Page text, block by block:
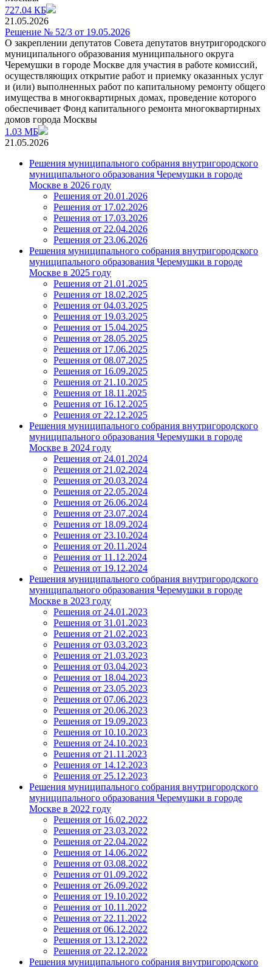
727.04 КБ
21.05.2026
Решение № 52/3 от 19.05.2026
О закреплении депутатов Совета депутатов внутригородского
муниципального образования муниципального округа
Черемушки в городе Москве для участия в работе комиссий,
осуществляющих открытие работ и приемку оказанных услуг
и (или) выполненных работ по капитальному ремонту общего
имущества в многоквартирных домах, проведение которого
обеспечивает Фонд капитального ремонта многоквартирных
домов города Москвы
1.03 МБ
21.05.2026
Решения муниципального собрания внутригородского
муниципального образования Черемушки в городе
Москве в 2026 году
Решения от 20.01.2026
Решения от 17.02.2026
Решения от 17.03.2026
Решения от 22.04.2026
Решения от 23.06.2026
Решения муниципального собрания внутригородского
муниципального образования Черемушки в городе
Москве в 2025 году
Решения от 21.01.2025
Решения от 18.02.2025
Решения от 04.03.2025
Решения от 19.03.2025
Решения от 15.04.2025
Решения от 28.05.2025
Решения от 17.06.2025
Решения от 08.07.2025
Решения от 16.09.2025
Решения от 21.10.2025
Решения от 18.11.2025
Решения от 16.12.2025
Решения от 22.12.2025
Решения муниципального собрания внутригородского
муниципального образования Черемушки в городе
Москве в 2024 году
Решения от 24.01.2024
Решения от 21.02.2024
Решения от 20.03.2024
Решения от 22.05.2024
Решения от 26.06.2024
Решения от 23.07.2024
Решения от 18.09.2024
Решения от 23.10.2024
Решения от 20.11.2024
Решения от 11.12.2024
Решения от 19.12.2024
Решения муниципального собрания внутригородского
муниципального образования Черемушки в городе
Москве в 2023 году
Решения от 24.01.2023
Решения от 31.01.2023
Решения от 21.02.2023
Решения от 03.03.2023
Решения от 21.03.2023
Решения от 03.04.2023
Решения от 18.04.2023
Решения от 23.05.2023
Решения от 07.06.2023
Решения от 20.06.2023
Решения от 19.09.2023
Решения от 10.10.2023
Решения от 24.10.2023
Решения от 21.11.2023
Решения от 14.12.2023
Решения от 25.12.2023
Решения муниципального собрания внутригородского
муниципального образования Черемушки в городе
Москве в 2022 году
Решения от 16.02.2022
Решения от 23.03.2022
Решения от 22.04.2022
Решения от 14.06.2022
Решения от 03.08.2022
Решения от 01.09.2022
Решения от 26.09.2022
Решения от 19.10.2022
Решения от 10.11.2022
Решения от 22.11.2022
Решения от 06.12.2022
Решения от 13.12.2022
Решения от 22.12.2022
Решения муниципального собрания внутригородского